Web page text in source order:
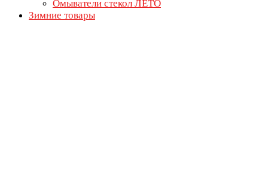
Омыватели стекол ЛЕТО
Зимние товары